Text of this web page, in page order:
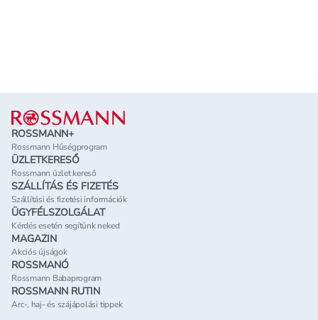
Lábléc
ROSSMANN+
Rossmann Hűségprogram
ÜZLETKERESŐ
Rossmann üzlet kereső
SZÁLLÍTÁS ÉS FIZETÉS
Szállítási és fizetési információk
ÜGYFÉLSZOLGÁLAT
Kérdés esetén segítünk neked
MAGAZIN
Akciós újságok
ROSSMANÓ
Rossmann Babaprogram
ROSSMANN RUTIN
Arc-, haj- és szájápolási tippek